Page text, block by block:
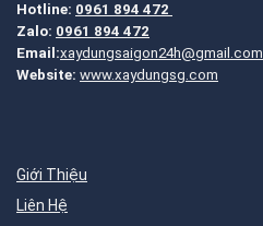
Hotline: 0961 894 472
Zalo: 0961 894 472
Email:xaydungsaigon24h@gmail.com
Website: www.xaydungsg.com
Giới Thiệu
Liên Hệ